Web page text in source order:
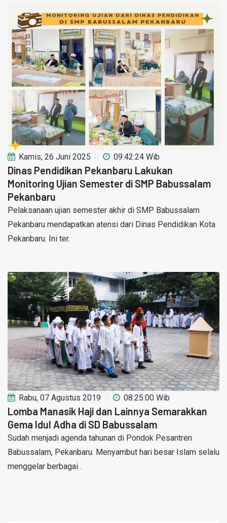
Kamis, 26 Juni 2025 09:42:24 Wib
Dinas Pendidikan Pekanbaru Lakukan
Monitoring Ujian Semester di SMP Babussalam
Pekanbaru
Pelaksanaan ujian semester akhir di SMP Babussalam
Pekanbaru mendapatkan atensi dari Dinas Pendidikan Kota
Pekanbaru. Ini ter.
Rabu, 07 Agustus 2019 08:25:00 Wib
Lomba Manasik Haji dan Lainnya Semarakkan
Gema Idul Adha di SD Babussalam
Sudah menjadi agenda tahunan di Pondok Pesantren
Babussalam, Pekanbaru. Menyambut hari besar Islam selalu
menggelar berbagai .